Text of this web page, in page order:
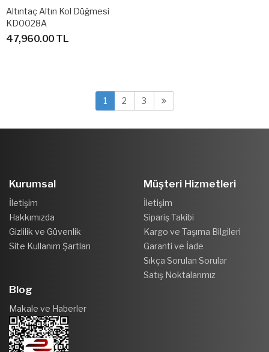
Altıntaç Altın Kol Düğmesi
KD0028A
47,960.00 TL
1 2 3
Kurumsal
İletişim
Hakkımızda
Gizlilik ve Güvenlik
Site Kullanım Şartları
Müşteri Hizmetleri
İletişim
Sipariş Takibi
Kargo ve Taşıma Bilgileri
Garanti ve İade
Sıkça Sorulan Sorular
Satış Noktalarımız
Blog
Makale ve Haberler